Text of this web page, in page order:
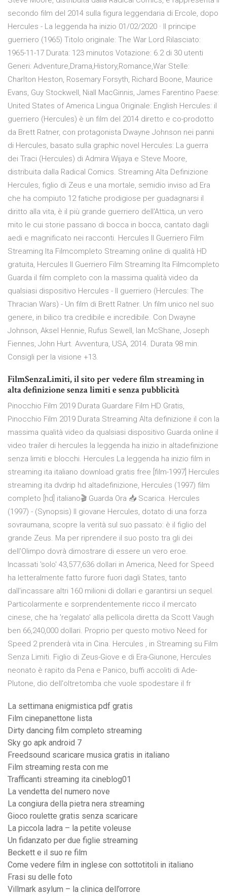
secondo film del 2014 sulla figura leggendaria di Ercole, dopo
Hercules - La leggenda ha inizio 01/02/2020 · Il principe
guerriero (1965) Titolo originale: The War Lord Rilasciato:
1965-11-17 Durata: 123 minutos Votazione: 6.2 di 30 utenti
Generi: Adventure,Drama,History,Romance,War Stelle:
Charlton Heston, Rosemary Forsyth, Richard Boone, Maurice
Evans, Guy Stockwell, Niall MacGinnis, James Farentino Paese:
United States of America Lingua Originale: English Hercules: il
guerriero (Hercules) è un film del 2014 diretto e co-prodotto
da Brett Ratner, con protagonista Dwayne Johnson nei panni
di Hercules, basato sulla graphic novel Hercules: La guerra
dei Traci (Hercules) di Admira Wijaya e Steve Moore,
distribuita dalla Radical Comics. Streaming Alta Definizione
Hercules, figlio di Zeus e una mortale, semidio inviso ad Era
che ha compiuto 12 fatiche prodigiose per guadagnarsi il
diritto alla vita, è il più grande guerriero dell'Attica, un vero
mito le cui storie passano di bocca in bocca, cantato dagli
aedi e magnificato nei racconti. Hercules Il Guerriero Film
Streaming Ita Filmcompleto Streaming online di qualità HD
gratuita, Hercules Il Guerriero Film Streaming Ita Filmcompleto
Guarda il film completo con la massima qualità video da
qualsiasi dispositivo Hercules - Il guerriero (Hercules: The
Thracian Wars) - Un film di Brett Ratner. Un film unico nel suo
genere, in bilico tra credibile e incredibile. Con Dwayne
Johnson, Aksel Hennie, Rufus Sewell, Ian McShane, Joseph
Fiennes, John Hurt. Avventura, USA, 2014. Durata 98 min.
Consigli per la visione +13.
FilmSenzaLimiti, il sito per vedere film streaming in
alta definizione senza limiti e senza pubblicità
Pinocchio Film 2019 Durata Guardare Film HD Gratis,
Pinocchio Film 2019 Durata Streaming Alta definizione il con la
massima qualità video da qualsiasi dispositivo Guarda online il
video trailer di hercules la leggenda ha inizio in altadefinizione
senza limiti e blocchi. Hercules La leggenda ha inizio film in
streaming ita italiano download gratis free [film-1997] Hercules
streaming ita dvdrip hd altadefinizione, Hercules (1997) film
completo [hd] italiano🎬 Guarda Ora 📥 Scarica. Hercules
(1997) - (Synopsis) Il giovane Hercules, dotato di una forza
sovraumana, scopre la verità sul suo passato: è il figlio del
grande Zeus. Ma per riprendere il suo posto tra gli dei
dell'Olimpo dovrà dimostrare di essere un vero eroe.
Incassati 'solo' 43,577,636 dollari in America, Need for Speed
ha letteralmente fatto furore fuori dagli States, tanto
dall'incassare altri 160 milioni di dollari e garantirsi un sequel.
Particolarmente e sorprendentemente ricco il mercato
cinese, che ha 'regalato' alla pellicola diretta da Scott Vaugh
ben 66,240,000 dollari. Proprio per questo motivo Need for
Speed 2 prenderà vita in Cina. Hercules , in Streaming su Film
Senza Limiti. Figlio di Zeus-Giove e di Era-Giunone, Hercules
neonato è rapito da Pena e Panico, buffi accoliti di Ade-
Plutone, dio dell'oltretomba che vuole spodestare il fr
La settimana enigmistica pdf gratis
Film cinepanettone lista
Dirty dancing film completo streaming
Sky go apk android 7
Freedsound scaricare musica gratis in italiano
Film streaming resta con me
Trafficanti streaming ita cineblog01
La vendetta del numero nove
La congiura della pietra nera streaming
Gioco roulette gratis senza scaricare
La piccola ladra – la petite voleuse
Un fidanzato per due figlie streaming
Beckett e il suo re film
Come vedere film in inglese con sottotitoli in italiano
Frasi su delle foto
Villmark asylum – la clinica dell’orrore